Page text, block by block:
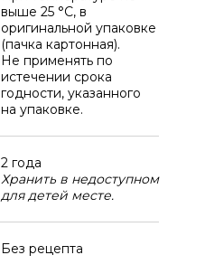
выше 25 °C, в
оригинальной упаковке
(пачка картонная).
Не применять по
истечении срока
годности, указанного
на упаковке.
2 года
Хранить в недоступном
для детей месте.
Без рецепта